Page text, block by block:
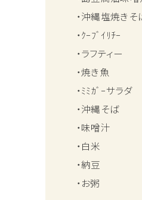
・沖縄塩焼き
・ｸｰﾌﾞｲﾘﾁｰ
・ラフティー
・焼き魚
・ﾐﾐｶﾞｰサラダ
・沖縄そば
・味噌汁
・白米
・納豆
・お粥